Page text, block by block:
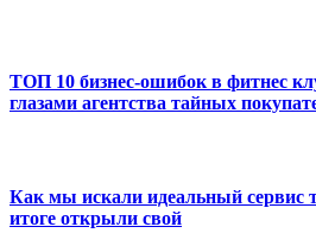
ТОП 10 бизнес-ошибок в фитнес
глазами агентства тайных
Как мы искали идеальный сервис
итоге открыли свой